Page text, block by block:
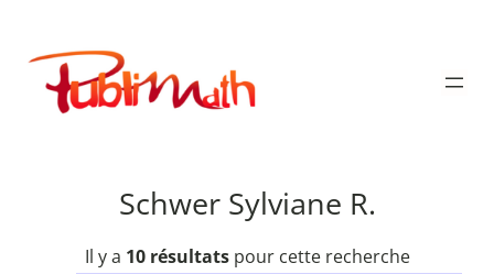
contenu
Publimath
Schwer Sylviane R.
Il y a 10 résultatspour cette recherche